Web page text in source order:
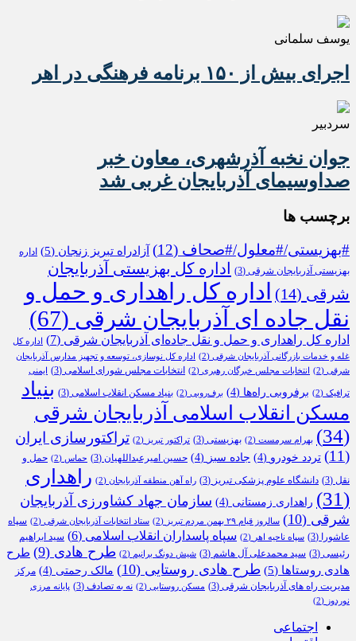
یوسف سلمانی
اجرای بیش از ۱۵۰ برنامه فرهنگی در اهر
سردبیر
جوان نخبه آذرشهری، معاون خبر
صداوسیمای آذربایجان غربی شد
برچسب ها
#بهزیستی/#معلول/#صحاف (12) آزادراه تبریز زنجان (5)
اداره
بهزیستی آذربایجان شرقی (3)
اداره کل بهزیستی آذربایجان
شرقی (14)
اداره کل راهداری و حمل و
نقل جاده ای آذربایجان شرقی (67)
اداره کل راهداری و حمل و نقل جاده‌ای آذربایجان شرقی (7)
اداره کل
غله و خدمات بازرگانی آذربایجان شرقی (2)
اداره کل نوسازی، توسعه و تجهیز مدارس آذربایجان
شرقی (2) انتخابات مجلس خبرگان رهبری (2) انتخابات مجلس شورای اسلامی (3) ایمنی
ترافیک (2) برفروبی راه‌ها (4) برف‌روبی (2) بنیاد مسکن انقلاب اسلامی (3)
بنیاد
مسکن انقلاب اسلامی آذربایجان شرقی
(34)
بهرام سرمست (2) بهزیستی (3) تراکتور تبریز (2)
تراکتورسازی ایران
(11)
تردد خودرو (4) جاده سبز (4) حسین امیرعبداللهیان (3) حماس (2)
حمل و
نقل (3) دانشگاه علوم پزشکی تبریز (3) راه آهن منطقه آذربایجان (2)
راهداری
(31)
راهداری زمستانی (4)
سازمان جهاد کشاورزی آذربایجان
شرقی (10) سالروز قیام ۲۹ بهمن مردم تبریز (2) ستاد انتخابات آذربایجان شرقی (2)
سپاه
عاشورا (3) سپاه ناحیه اهر (2) سپاه پاسداران انقلاب اسلامی (6)
سید ابراهیم
رئیسی (3) سید محمدعلی آل هاشم (3) شیش دونگ برانیم (2) طرح هادی (9)
طرح
هادی روستاها (5) طرح هادی روستایی (10) مالک رحمتی (4)
مرکز
مدیریت راه های آذربایجان شرقی (3) مسکن روستایی (2) نه به تصادف (3)
پایانه مرزی
نوردوز (2)
اجتماعی